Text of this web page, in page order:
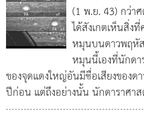
(1 พ.ย. 43) กว่า
ได้สังเกตเห็นสิ่ง
หมุนบนดาวพฤหั
หมุนนี้เองที่นักดา
ของจุดแดงใหญ่อันมีชื่อเสียงของ
ปีก่อน แต่ถึงอย่างนั้น นักดาราศาส